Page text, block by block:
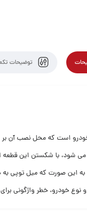
توضیحات
است که محل نصب آن
شود، با شکستن این
این صورت که میل توپی
نوع خودرو، خطر واژگونی